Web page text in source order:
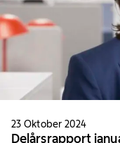
23 Oktober 2024
Delårsrapport